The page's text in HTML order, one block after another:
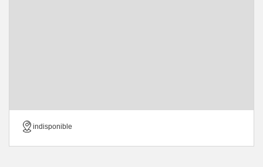
indisponible